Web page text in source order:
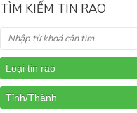
TÌM KIẾM TIN RAO